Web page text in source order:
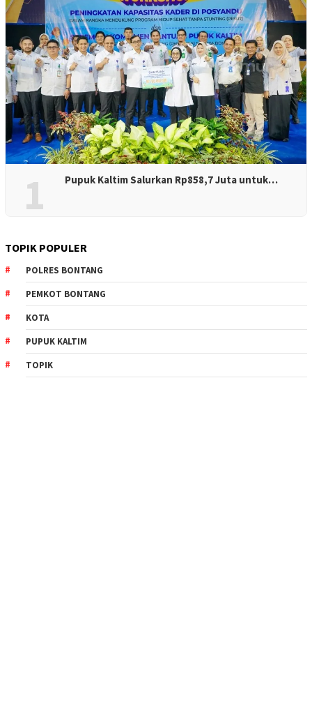
1 Pupuk Kaltim Salurkan Rp858,7 Juta untuk…
TOPIK POPULER
POLRES BONTANG
PEMKOT BONTANG
KOTA
PUPUK KALTIM
TOPIK